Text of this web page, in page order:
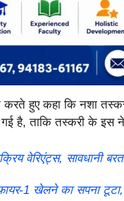
करते हुए कहा कि नशा
है, ताकि तस्करी के इस
वेरिएंट्स, सावधानी
1 खेलने का सपना